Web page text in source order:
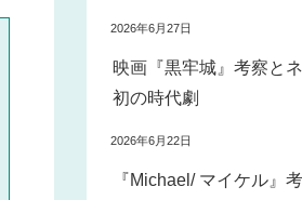
2026年6月27日
映画『黒牢城』考察と
初の時代劇
2026年6月22日
『Michael/ マイケル』